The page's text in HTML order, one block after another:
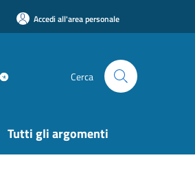
Accedi all'area personale
Cerca
Tutti gli argomenti